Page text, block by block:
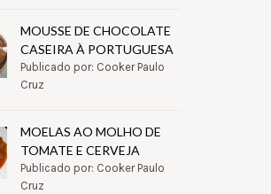
MOUSSE DE CHOCOLATE
CASEIRA À PORTUGUESA
Publicado por: Cooker Paulo
Cruz
MOELAS AO MOLHO DE
TOMATE E CERVEJA
Publicado por: Cooker Paulo
Cruz